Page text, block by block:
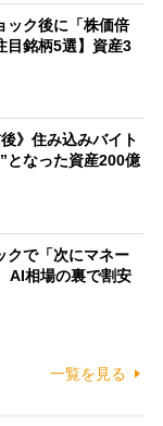
ック後に「株価倍
目銘柄5選】資産3
》住み込みバイト
となった資産200億
クで「次にマネー
相場の裏で割安
一覧を見る